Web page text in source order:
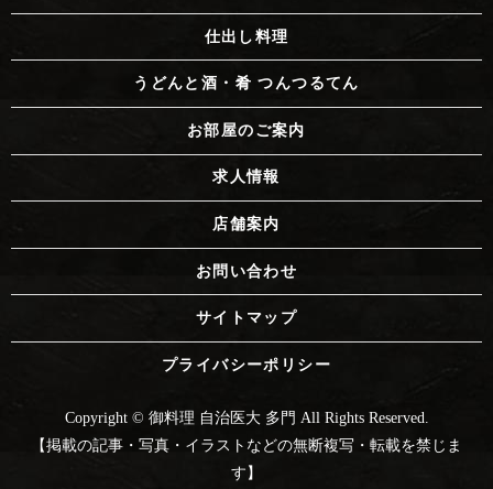
仕出し料理
うどんと酒・肴 つんつるてん
お部屋のご案内
求人情報
店舗案内
お問い合わせ
サイトマップ
プライバシーポリシー
Copyright © 御料理 自治医大 多門 All Rights Reserved.
【掲載の記事・写真・イラストなどの無断複写・転載を禁じま
す】